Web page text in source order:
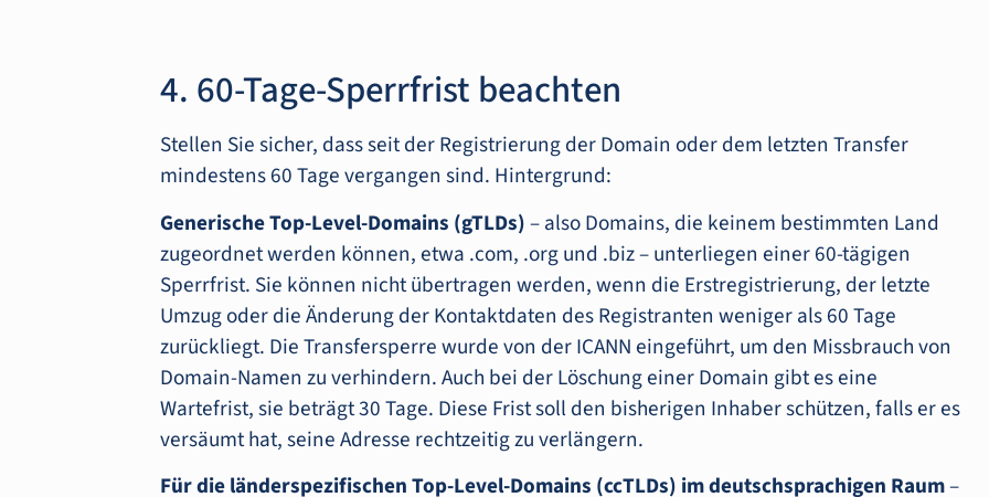
4. 60-Tage-Sperrfrist beachten
Stellen Sie sicher, dass seit der Registrierung der Domain oder dem letzten Transfer
mindestens 60 Tage vergangen sind. Hintergrund:
Generische Top-Level-Domains (gTLDs)– also Domains, die keinem bestimmten Land
zugeordnet werden können, etwa .com, .org und .biz – unterliegen einer 60-tägigen
Sperrfrist. Sie können nicht übertragen werden, wenn die Erstregistrierung, der letzte
Umzug oder die Änderung der Kontaktdaten des Registranten weniger als 60 Tage
zurückliegt. Die Transfersperre wurde von der ICANN eingeführt, um den Missbrauch von
Domain-Namen zu verhindern. Auch bei der Löschung einer Domain gibt es eine
Wartefrist, sie beträgt 30 Tage. Diese Frist soll den bisherigen Inhaber schützen, falls er es
versäumt hat, seine Adresse rechtzeitig zu verlängern.
Für die länderspezifischen Top-Level-Domains (ccTLDs) im deutschsprachigen Raum–